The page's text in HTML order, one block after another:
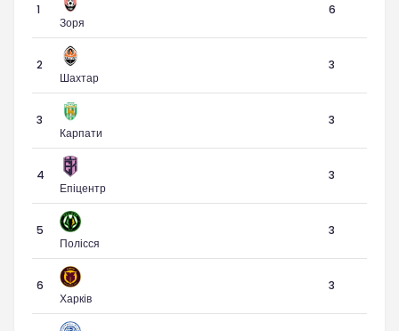
1
Зоря
6
2
Шахтар
3
3
Карпати
3
4
Епіцентр
3
5
Полісся
3
6
Харків
3